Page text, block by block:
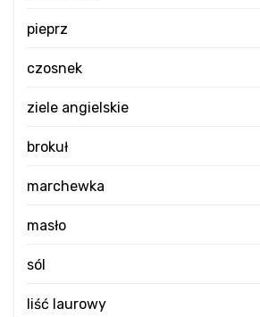
pieprz
czosnek
ziele angielskie
brokuł
marchewka
masło
sól
liść laurowy